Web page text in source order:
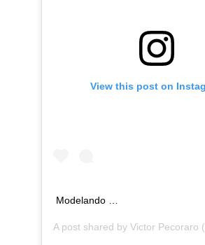
View this post on
Modelando …
A post shared by Victor Pecoraro